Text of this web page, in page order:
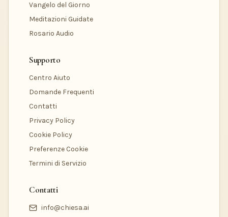
Vangelo del Giorno
Meditazioni Guidate
Rosario Audio
Supporto
Centro Aiuto
Domande Frequenti
Contatti
Privacy Policy
Cookie Policy
Preferenze Cookie
Termini di Servizio
Contatti
info@chiesa.ai